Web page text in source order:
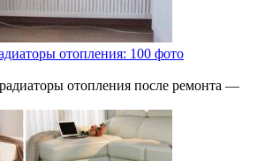
отопления: 100 фото
отопления после ремонта —